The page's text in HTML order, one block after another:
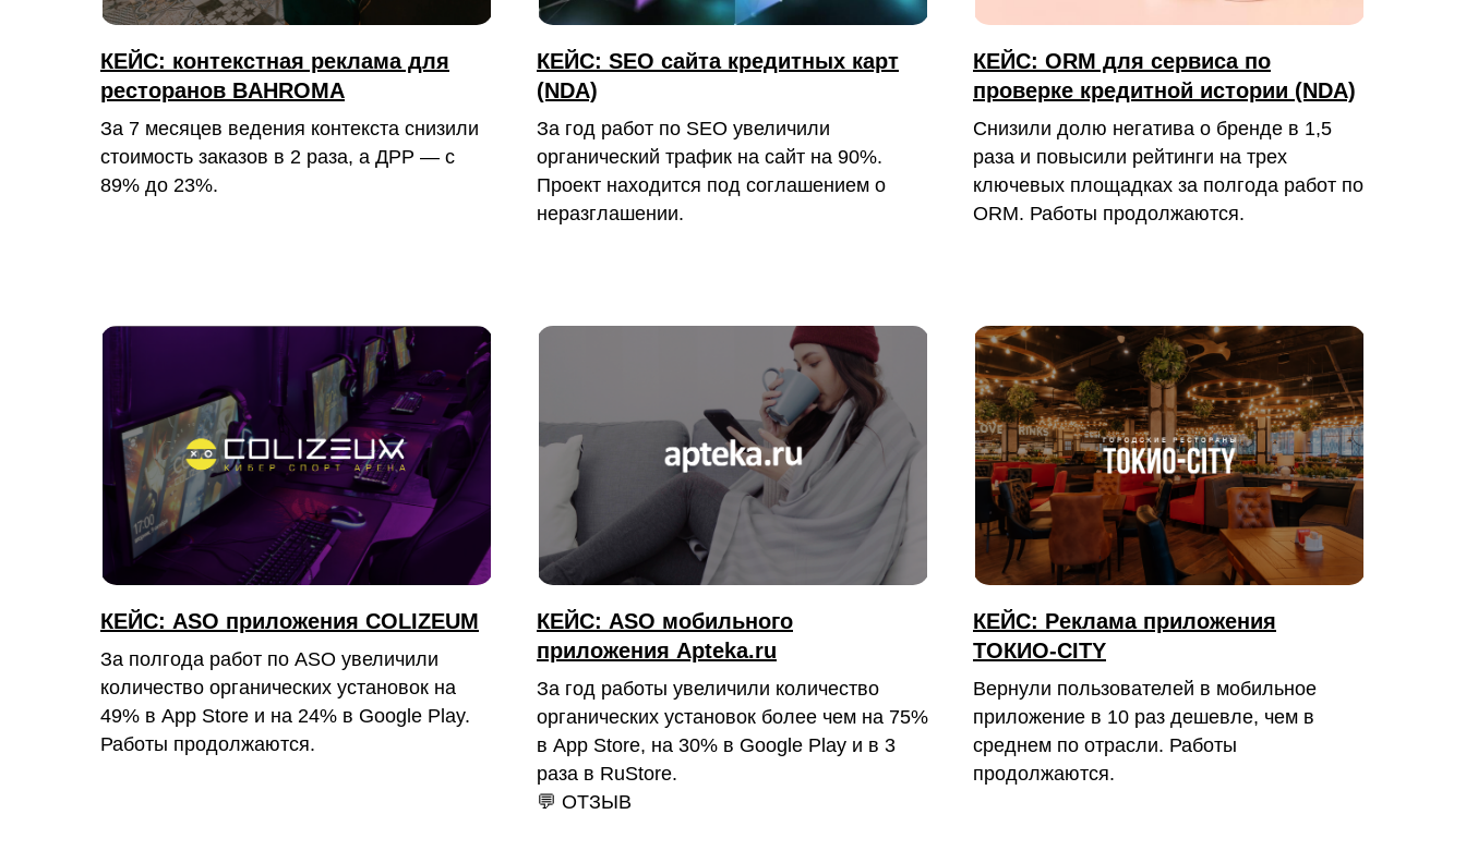
КЕЙС: контекстная реклама для
ресторанов BAHROMA
За 7 месяцев ведения контекста снизили
стоимость заказов в 2 раза, а ДРР — с
89% до 23%.
КЕЙС: SEO сайта кредитных карт
(NDA)
За год работ по SEO увеличили
органический трафик на сайт на 90%.
Проект находится под соглашением о
неразглашении.
КЕЙС: ORM для сервиса по
проверке кредитной истории (NDA)
Снизили долю негатива о бренде в 1,5
раза и повысили рейтинги на трех
ключевых площадках за полгода работ по
ORM. Работы продолжаются.
КЕЙС: ASO приложения COLIZEUM
За полгода работ по ASO увеличили
количество органических установок на
49% в App Store и на 24% в Google Play.
Работы продолжаются.
КЕЙС: ASO мобильного
приложения Apteka.ru
За год работы увеличили количество
органических установок более чем на 75%
в App Store, на 30% в Google Play и в 3
раза в RuStore.
💬 ОТЗЫВ
КЕЙС: Реклама приложения
ТОКИО-CITY
Вернули пользователей в мобильное
приложение в 10 раз дешевле, чем в
среднем по отрасли. Работы
продолжаются.